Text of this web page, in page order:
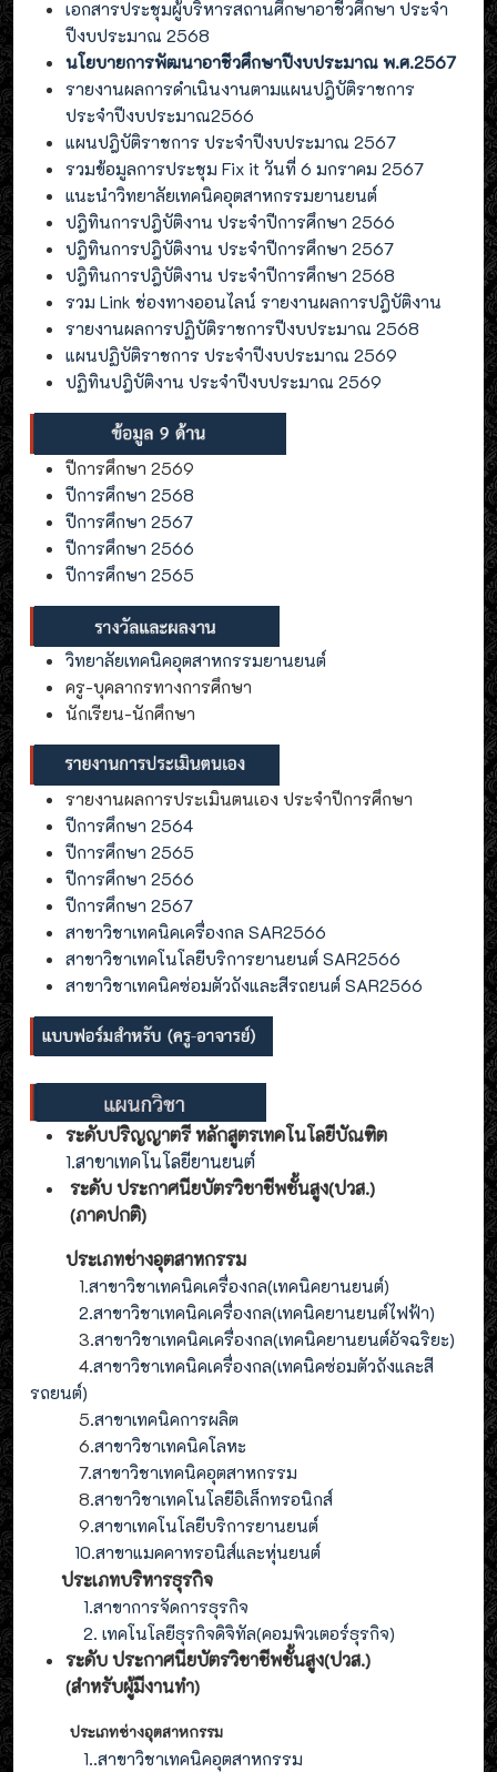
เอกสารประชุมผู้บริหารสถานศึกษาอาชีวศึกษา ประจำ
ปีงบประมาณ 2568
นโยบายการพัฒนาอาชีวศึกษาปีงบประมาณ พ.ศ.2567
รายงานผลการดำเนินงานตามแผนปฎิบัติราชการ
ประจำปีงบประมาณ2566
แผนปฎิบัติราชการ ประจำปีงบประมาณ 2567
รวมข้อมูลการประชุม Fix it วันที่ 6 มกราคม 2567
แนะนำวิทยาลัยเทคนิคอุตสาหกรรมยานยนต์
ปฎิทินการปฎิบัติงาน ประจำปีการศึกษา 2566
ปฎิทินการปฎิบัติงาน ประจำปีการศึกษา 2567
ปฎิทินการปฎิบัติงาน ประจำปีการศึกษา 2568
รวม Link ช่องทางออนไลน์ รายงานผลการปฎิบัติงาน
รายงานผลการปฏิบัติราชการปีงบประมาณ 2568
แผนปฏิบัติราชการ ประจำปีงบประมาณ 2569
ปฏิทินปฎิบัติงาน ประจำปีงบประมาณ 2569
ปีการศึกษา 2569
ปีการศึกษา 2568
ปีการศึกษา 2567
ปีการศึกษา 2566
ปีการศึกษา 2565
วิทยาลัยเทคนิคอุตสาหกรรมยานยนต์
ครู-บุคลากรทางการศึกษา
นักเรียน-นักศึกษา
รายงานผลการประเมินตนเอง ประจำปีการศึกษา
ปีการศึกษา 2564
ปีการศึกษา 2565
ปีการศึกษา 2566
ปีการศึกษา 2567
สาขาวิชาเทคนิคเครื่องกล SAR2566
สาขาวิชาเทคโนโลยีบริการยานยนต์ SAR2566
สาขาวิชาเทคนิคซ่อมตัวถังและสีรถยนต์ SAR2566
ระดับปริญญาตรี หลักสูตรเทคโนโลยีบัณฑิต
1.สาขาเทคโนโลยียานยนต์
ระดับ ประกาศนียบัตรวิชาชีพชั้นสูง(ปวส.)
(ภาคปกติ)
ประเภทช่างอุตสาหกรรม
1.สาขาวิชาเทคนิคเครื่องกล(เทคนิคยานยนต์)
2.สาขาวิชาเทคนิคเครื่องกล(เทคนิคยานยนต์ไฟฟ้า)
3.สาขาวิชาเทคนิคเครื่องกล(เทคนิคยานยนต์อัจฉริยะ)
4.สาขาวิชาเทคนิคเครื่องกล(เทคนิคซ่อมตัวถังและสี
รถยนต์)
5.สาขาเทคนิคการผลิต
6.สาขาวิชาเทคนิคโลหะ
7.สาขาวิชาเทคนิคอุตสาหกรรม
8.สาขาวิชาเทคโนโลยีอิเล็กทรอนิกส์
9.สาขาเทคโนโลยีบริการยานยนต์
10.สาขาแมคคาทรอนิส์และหุ่นยนต์
ประเภทบริหารธุรกิจ
1.สาขาการจัดการธุรกิจ
2. เทคโนโลยีธุรกิจดิจิทัล(คอมพิวเตอร์ธุรกิจ)
ระดับ ประกาศนียบัตรวิชาชีพชั้นสูง(ปวส.)
(สำหรับผู้มีงานทำ)
ประเภทช่างอุตสาหกรรม
1..สาขาวิชาเทคนิคอุตสาหกรรม